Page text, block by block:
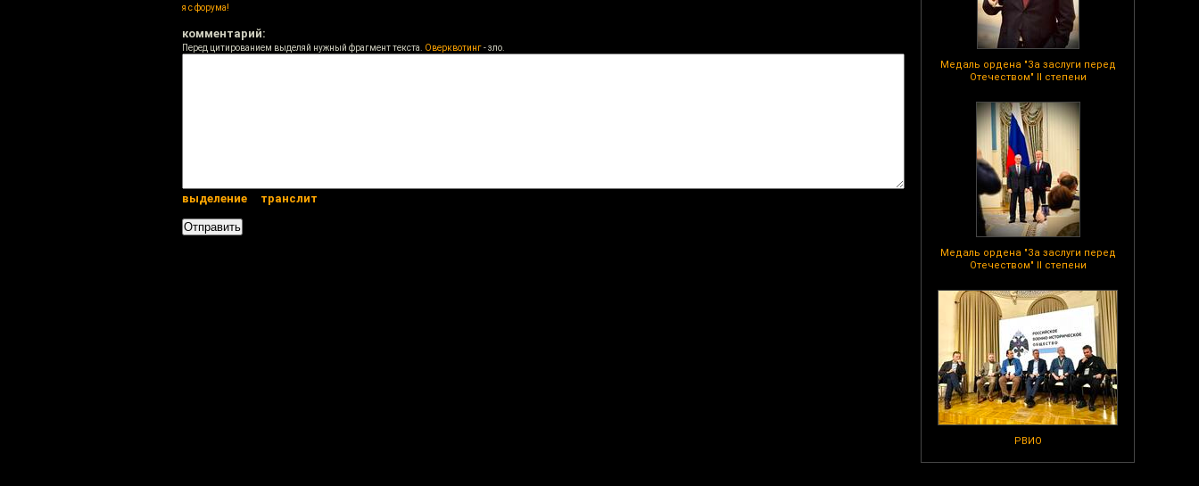
Медаль ордена "За заслуги перед
Отечеством" II степени
Медаль ордена "За заслуги перед
Отечеством" II степени
РВИО
я с форума!
комментарий:
Перед цитированием выделяй нужный фрагмент текста. Оверквотинг- зло.
выделение транслит